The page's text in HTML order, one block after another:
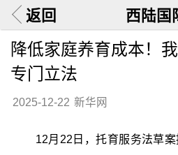
返回 西陆国
降低家庭养育成本！
专门立法
2025-12-22 新华网
12月22日，托育服务法草